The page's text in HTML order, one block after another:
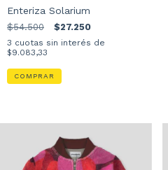
Enteriza Solarium
$54.500 $27.250
3 cuotas sin interés de
$9.083,33
COMPRAR